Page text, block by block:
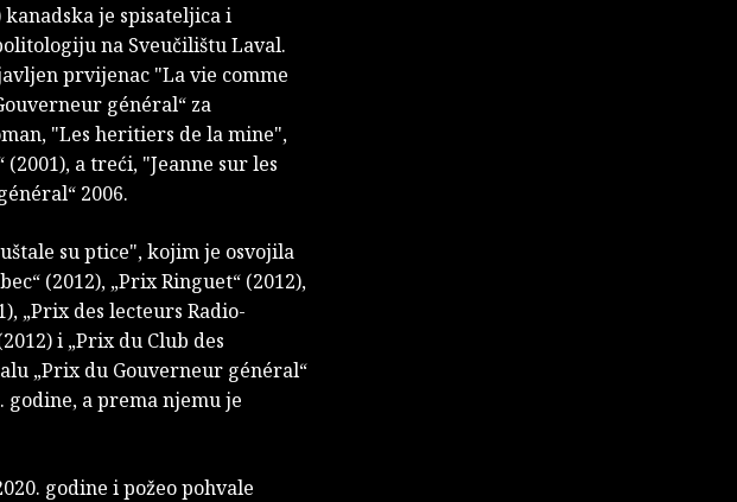
je spisateljica i
na Sveučilištu Laval.
prvijenac "La vie comme
général“ za
"Les heritiers de la mine",
a treći, "Jeanne sur les
2006.
su ptice", kojim je osvojila
(2012), „Prix Ringuet“ (2012),
„Prix des lecteurs Radio-
i „Prix du Club des
„Prix du Gouverneur général“
godine, a prema njemu je
godine i požeo pohvale